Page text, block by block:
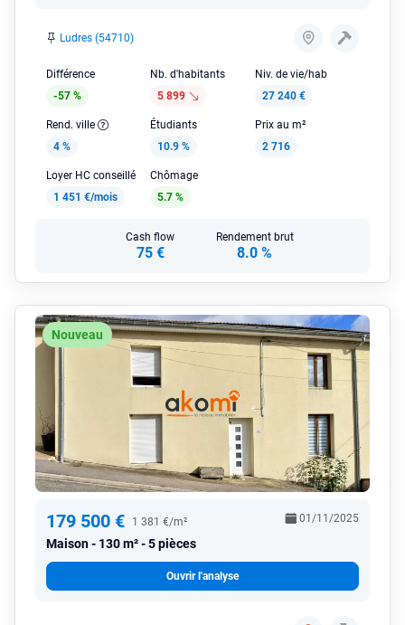
Ludres (54710)
Différence
-57 %
Nb. d'habitants
5 899
Niv. de vie/hab
27 240 €
Rend. ville
4 %
Étudiants
10.9 %
Prix au m²
2 716
Loyer HC conseillé
1 451 €/mois
Chômage
5.7 %
Cash flow
75 €
Rendement brut
8.0 %
Nouveau
179 500 € 1 381 €/m²
Maison 130 m² - 5 pièces
01/11/2025
Ouvrir l'analyse